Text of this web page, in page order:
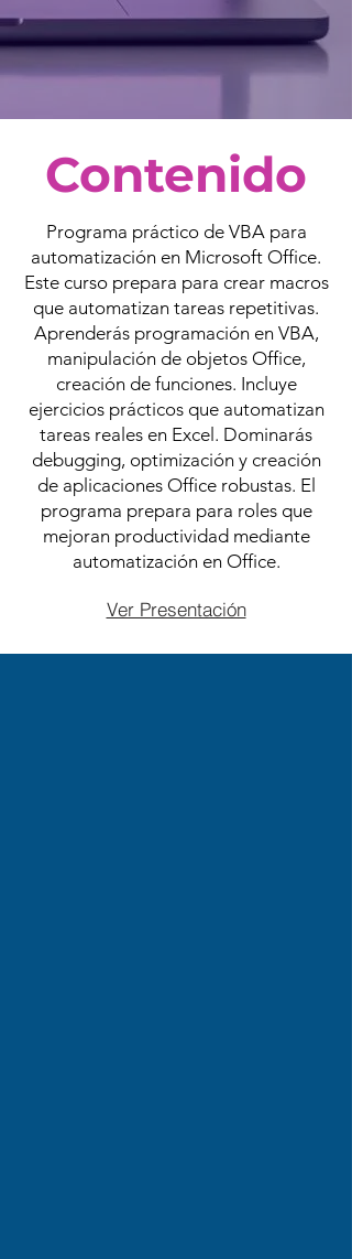
Contenido
Programa práctico de VBA para
automatización en Microsoft Office.
Este curso prepara para crear macros
que automatizan tareas repetitivas.
Aprenderás programación en VBA,
manipulación de objetos Office,
creación de funciones. Incluye
ejercicios prácticos que automatizan
tareas reales en Excel. Dominarás
debugging, optimización y creación
de aplicaciones Office robustas. El
programa prepara para roles que
mejoran productividad mediante
automatización en Office.
Ver Presentación